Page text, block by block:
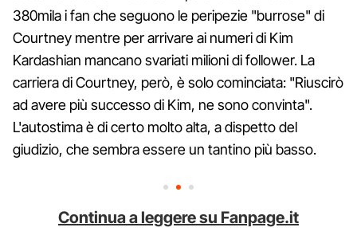
380mila i fan che seguono le peripezie "burrose" di
Courtney mentre per arrivare ai numeri di Kim
Kardashian mancano svariati milioni di follower. La
carriera di Courtney, però, è solo cominciata: "Riuscirò
ad avere più successo di Kim, ne sono convinta".
L'autostima è di certo molto alta, a dispetto del
giudizio, che sembra essere un tantino più basso.
Continua a leggere su Fanpage.it